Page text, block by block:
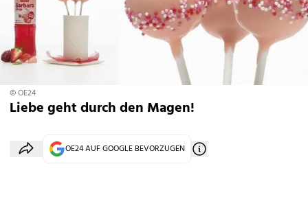
© OE24
Liebe geht durch den Magen!
OE24 AUF GOOGLE BEVORZUGEN